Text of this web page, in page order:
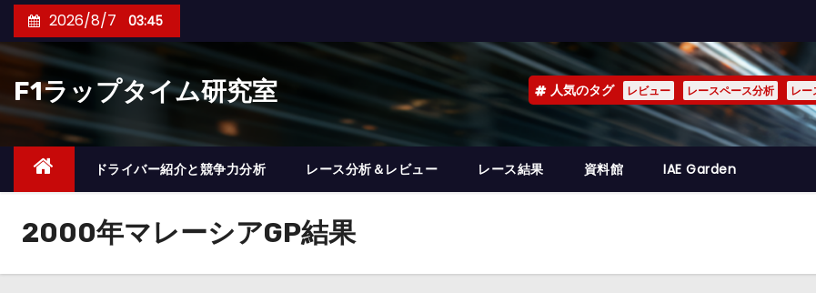
ン
ツ
キ
2026/8/7 03:45
F1ラップタイム研究室 人気のタグ レビュー レースペース分析 レー
ドライバー紹介と競争力分析 レース分析＆レビュー レース結果 資料館 IAE Garden
2000年マレーシアGP結果